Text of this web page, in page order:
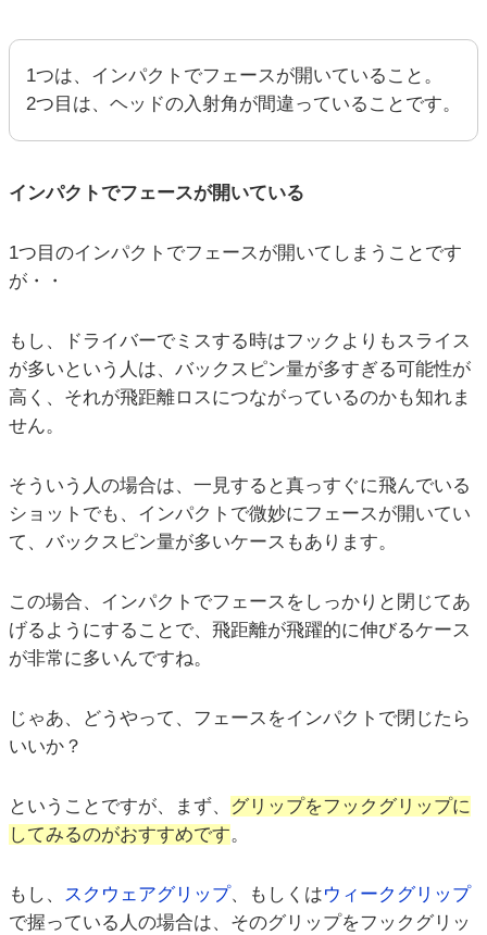
1つは、インパクトでフェースが開いていること。
2つ目は、ヘッドの入射角が間違っていることです。
インパクトでフェースが開いている
1つ目のインパクトでフェースが開いてしまうことです
が・・
もし、ドライバーでミスする時はフックよりもスライス
が多いという人は、バックスピン量が多すぎる可能性が
高く、それが飛距離ロスにつながっているのかも知れま
せん。
そういう人の場合は、一見すると真っすぐに飛んでいる
ショットでも、インパクトで微妙にフェースが開いてい
て、バックスピン量が多いケースもあります。
この場合、インパクトでフェースをしっかりと閉じてあ
げるようにすることで、飛距離が飛躍的に伸びるケース
が非常に多いんですね。
じゃあ、どうやって、フェースをインパクトで閉じたら
いいか？
ということですが、まず、
グリップをフックグリップに
してみるのがおすすめです。
もし、 スクウェアグリップ、もしくはウィークグリップ
で握っている人の場合は、そのグリップをフックグリッ